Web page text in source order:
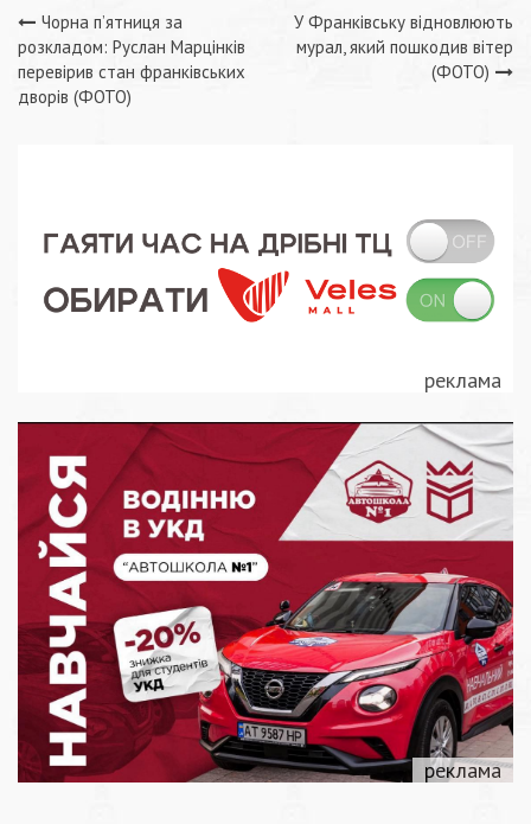
Навігація
записів
Чорна п’ятниця за
розкладом: Руслан Марцінків
перевірив стан франківських
дворів (ФОТО)
У Франківську відновлюють
мурал, який пошкодив вітер
(ФОТО)